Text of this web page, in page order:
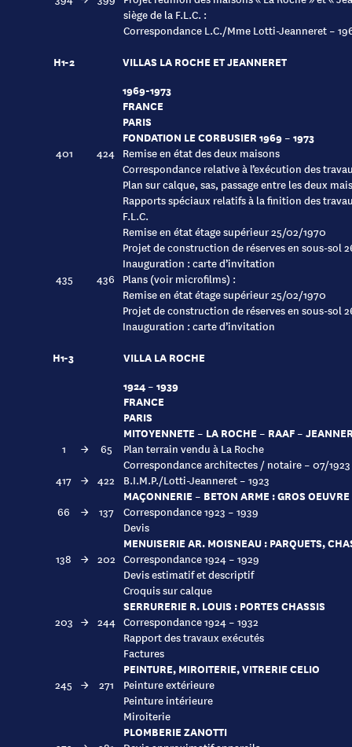
siège de la F.L.C. :
Correspondance L.C./Mme Lotti-Jeanneret –
H1-2
VILLAS LA ROCHE ET JEANNERET
1969-1973
FRANCE
PARIS
FONDATION LE CORBUSIER 1969 – 1973
401 424 Remise en état des deux maisons
Correspondance relative à l’exécution des
Plan sur calque, sas, passage entre les deux
Rapports spéciaux relatifs à la finition des
F.L.C.
Remise en état étage supérieur 25/02/1970
Projet de construction de réserves en sous-sol
Inauguration : carte d’invitation
435
436 Plans (voir microfilms) :
Remise en état étage supérieur 25/02/1970
Projet de construction de réserves en sous-sol
Inauguration : carte d’invitation
H1-3
VILLA LA ROCHE
1924 – 1939
FRANCE
PARIS
MITOYENNETE – LA ROCHE – RAAF –
1 → 65
Plan terrain vendu à La Roche
Correspondance architectes / notaire – 07/1923
417 → 422 B.I.M.P./Lotti-Jeanneret – 1923
MAÇONNERIE – BETON ARME : GROS
66 → 137
Correspondance 1923 – 1939
Devis
MENUISERIE AR. MOISNEAU : PARQUETS,
138 → 202 Correspondance 1924 – 1929
Devis estimatif et descriptif
Croquis sur calque
SERRURERIE R. LOUIS : PORTES CHASSIS
203 → 244 Correspondance 1924 – 1932
Rapport des travaux exécutés
Factures
PEINTURE, MIROITERIE, VITRERIE CELIO
245 → 271
Peinture extérieure
Peinture intérieure
Miroiterie
PLOMBERIE ZANOTTI